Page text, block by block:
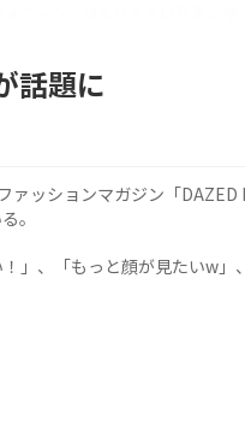
話題に
ァッションマガジン「
。
」、「もっと顔が見たいw」